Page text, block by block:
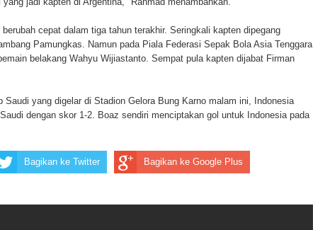
Jalan Lingkar
Craft Anniversary in Makassar
Belum Hasil, Polisi Periksa Saksi dan Kerahkan
cepat dalam tiga tahun terakhir. Seringkali kapten dipegang
Pamungkas. Namun pada Piala Federasi Sepak Bola Asia Tenggara
belakang Wahyu Wijiastanto. Sempat pula kapten dijabat Firman
Saudi yang digelar di Stadion Gelora Bung Karno malam ini, Indonesia
dengan skor 1-2. Boaz sendiri menciptakan gol untuk Indonesia pada
Bagikan ke Twitter Bagikan ke Google Plus